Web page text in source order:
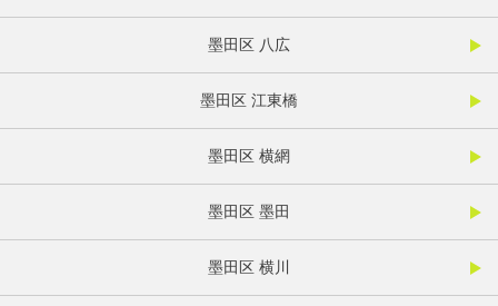
墨田区 八広
墨田区 江東橋
墨田区 横網
墨田区 墨田
墨田区 横川